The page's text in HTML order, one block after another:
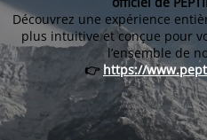
Découvrez une expérience
plus intuitive et conçue pour
l’ensemble de
👉 https://